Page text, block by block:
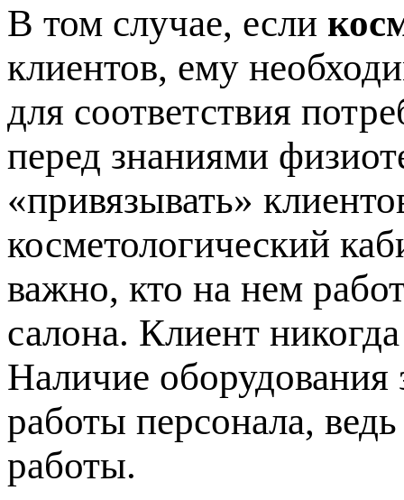
В том случае, если
клиентов, ему
для соответствия
перед знаниями
«привязывать»
косметологический
важно, кто на нем
салона. Клиент
Наличие оборудования
работы персонала,
работы.